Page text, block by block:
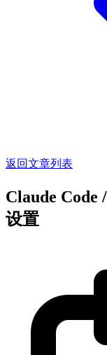
返回文章列表
Claude Code
设置